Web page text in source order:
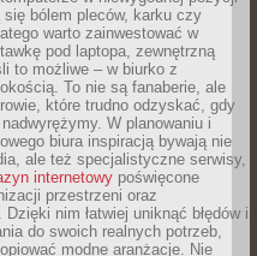
bólem pleców, karku czy
warto zainwestować w
pod laptopa, zewnętrzną
to możliwe – w biurko z
To nie są fanaberie, ale
które trudno odzyskać, gdy
W planowaniu i
biura inspiracją bywają nie
ale też specjalistyczne serwisy,
internetowy poświęcone
przestrzeni oraz
nim łatwiej uniknąć błędów i
do swoich realnych potrzeb,
modne aranżacje. Nie